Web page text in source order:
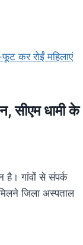
सीएम धामी के
है। गांवों से संपर्क
जिला अस्पताल